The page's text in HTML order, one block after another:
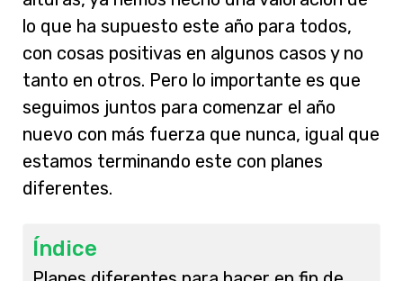
lo que ha supuesto este año para todos,
con cosas positivas en algunos casos y no
tanto en otros. Pero lo importante es que
seguimos juntos para comenzar el año
nuevo con más fuerza que nunca, igual que
estamos terminando este con planes
diferentes.
Índice